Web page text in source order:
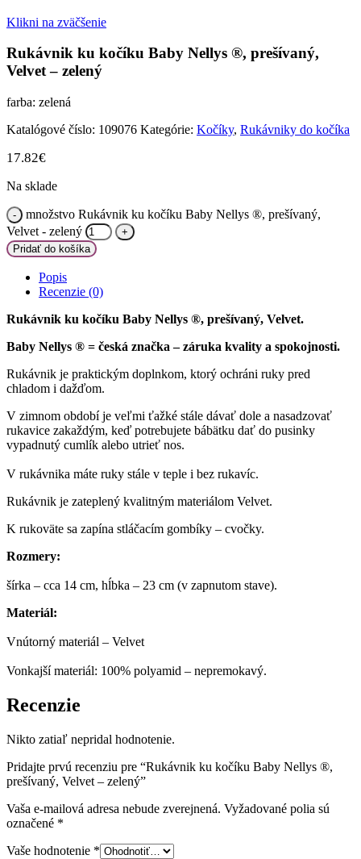
Klikni na zväčšenie
Rukávnik ku kočíku Baby Nellys ®, prešívaný,
Velvet – zelený
farba: zelená
Katalógové číslo: 109076 Kategórie: Kočíky, Rukávniky do kočíka
17.82€
Na sklade
množstvo Rukávnik ku kočíku Baby Nellys ®, prešívaný,
Velvet - zelený
Pridať do košíka
Popis
Recenzie (0)
Rukávnik ku kočíku Baby Nellys ®, prešívaný, Velvet.
Baby Nellys ® = česká značka – záruka kvality a spokojnosti.
Rukávnik je praktickým doplnkom, ktorý ochráni ruky pred
chladom i dažďom.
V zimnom období je veľmi ťažké stále dávať dole a nasadzovať
rukavice zakaždým, keď potrebujete bábätku dať do pusinky
vypadnutý cumlík alebo utrieť nos.
V rukávnika máte ruky stále v teple i bez rukavíc.
Rukávnik je zateplený kvalitným materiálom Velvet.
K rukoväte sa zapína stláčacím gombíky – cvočky.
Rozmery:
šírka – cca 14 cm, hĺbka – 23 cm (v zapnutom stave).
Materiál:
Vnútorný materiál – Velvet
Vonkajší materiál: 100% polyamid – nepremokavý.
Recenzie
Nikto zatiaľ nepridal hodnotenie.
Pridajte prvú recenziu pre “Rukávnik ku kočíku Baby Nellys ®,
prešívaný, Velvet – zelený”
Vaša e-mailová adresa nebude zverejnená. Vyžadované polia sú
označené *
Vaše hodnotenie *